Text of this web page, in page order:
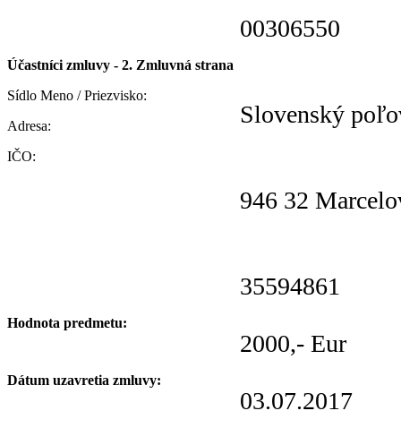
00306550
Účastníci zmluvy - 2. Zmluvná strana
Sídlo Meno / Priezvisko:
Adresa:
IČO:
Slovenský
946 32
35594861
Hodnota predmetu:
2000,- Eur
Dátum uzavretia zmluvy:
03.07.2017